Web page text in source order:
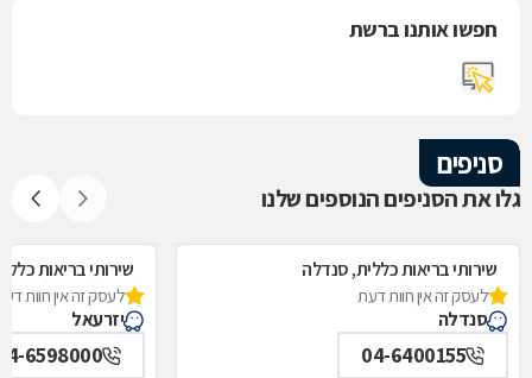
חפשו אותנו ברשת
סניפים
גלו את הסניפים הנוספים שלנו
שירותי בריאות כללית, סנדלה
לעסק זה אין חוות דעת
סנדלה
04-6400155
שירותי בריאות
לעסק זה אין חוות
יזרעאל
6598000